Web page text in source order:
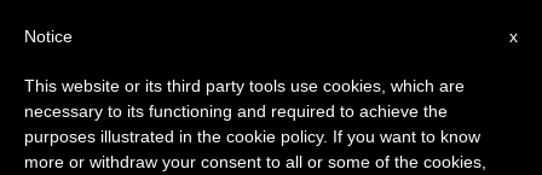
DAY
x
Notice
This website or its third party tools use cookies, which are
necessary to its functioning and required to achieve the
purposes illustrated in the cookie policy. If you want to know
more or withdraw your consent to all or some of the cookies,